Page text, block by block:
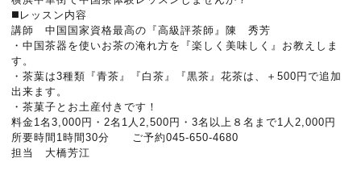
◼️レッスン内容
講師 中国国家資格最高の『高級評茶師』陳 秀芳
・中国茶器を使いお茶の淹れ方を『楽しく美味しく』お教えしま
す。
・茶葉は3種類『青茶』『白茶』『黒茶』花茶は、＋500円で追加
出来ます。
・茶菓子とお土産付きです！
料金1名3,000円・2名1人2,500円・3名以上８名まで1人2,000円
所要時間1時間30分 ご予約045-650-4680
担当 大橋芳江